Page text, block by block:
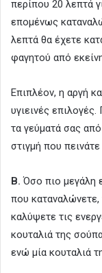
περίπου 20 λεπτά
επομένως
λεπτά θα έχετε
φαγητού από
Επιπλέον, η αργή
υγιεινές
τα γεύματά σας από
στιγμή που
Β. Όσο πιο μεγάλη
που καταναλώνετε,
καλύψετε τις
κουταλιά της
ενώ μία κουταλιά